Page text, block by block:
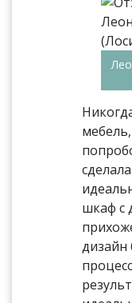
шкаф с
дизайн